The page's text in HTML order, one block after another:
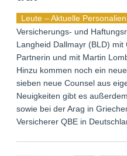
Leute – Aktuelle Personalien
Versicherungs- und
Langheid Dallmayr (BLD)
Partnerin und mit Martin
Hinzu kommen noch ein
sieben neue Counsel aus
Neuigkeiten gibt es
sowie bei der Arag in
Versicherer QBE in